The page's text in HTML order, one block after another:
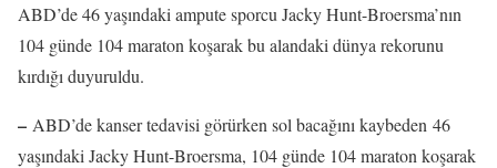
ABD’de 46 yaşındaki ampute sporcu Jacky Hunt-Broersma’nın
104 günde 104 maraton koşarak bu alandaki dünya rekorunu
kırdığı duyuruldu.
– ABD’de kanser tedavisi görürken sol bacağını kaybeden 46
yaşındaki Jacky Hunt-Broersma, 104 günde 104 maraton koşarak